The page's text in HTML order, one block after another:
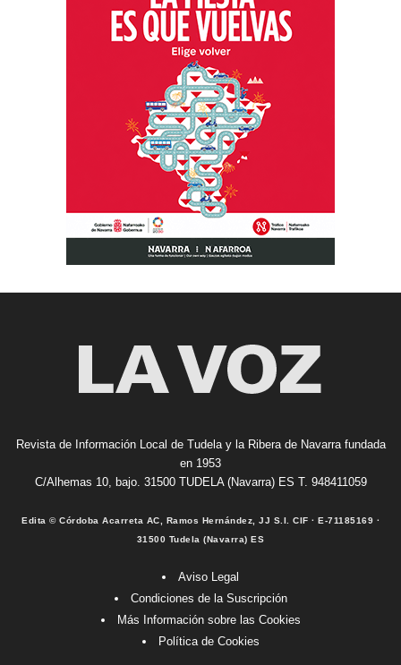
Revista de Información Local de Tudela y la Ribera de Navarra fundada
en 1953
C/Alhemas 10, bajo. 31500 TUDELA (Navarra) ES T. 948411059
Edita © Córdoba Acarreta AC, Ramos Hernández, JJ S.I. CIF · E-71185169 ·
31500 Tudela (Navarra) ES
Aviso Legal
Condiciones de la Suscripción
Más Información sobre las Cookies
Política de Cookies